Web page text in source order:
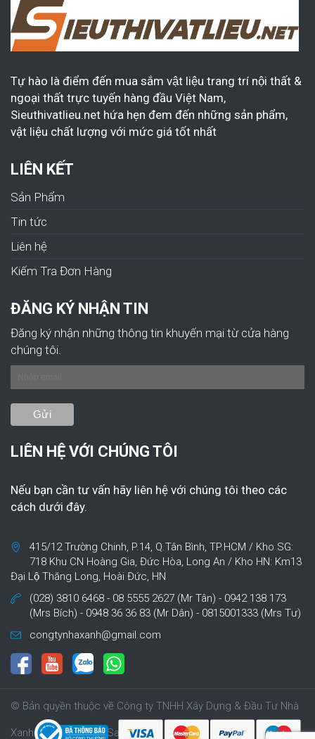
Tự hào là điểm đến mua sắm vật liệu trang trí nội thất &
ngoại thất trực tuyến hàng đầu Việt Nam,
Sieuthivatlieu.net hứa hẹn đem đến những sản phẩm,
vật liệu chất lượng với mức giá tốt nhất
LIÊN KẾT
Sản Phẩm
Tin tức
Liên hệ
Kiếm Tra Đơn Hàng
ĐĂNG KÝ NHẬN TIN
Đăng ký nhận những thông tin khuyến mại từ cửa hàng
chúng tôi.
LIÊN HỆ VỚI CHÚNG TÔI
Nếu bạn cần tư vấn hãy liên hệ với chúng tôi theo các
cách dưới đây.
415/12 Trường Chinh, P.14, Q.Tân Bình, TP.HCM / Kho SG:
718 Khu CN Hoàng Gia, Đức Hòa, Long An / Kho HN: Km13
Đại Lộ Thăng Long, Hoài Đức, HN
(028) 3810 6468 - 08 5555 2627 (Mr Tân) - 0942 138 173
(Mrs Bích) - 0948 36 36 83 (Mr Dân) - 0815001333 (Mrs Tư)
congtynhaxanh@gmail.com
© Bản quyền thuộc về Công ty TNHH Xây Dựng & Đầu Tư Nhà
Xanh | Cung cấp bởi Sapo